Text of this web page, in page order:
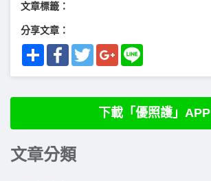
文章標籤：
分享文章：
Share FacebookTwitterGoogle+
下載「優照護」APP
文章分類